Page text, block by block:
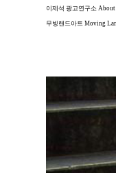
이제석 광고연구소 About
무빙랜드아트 Moving